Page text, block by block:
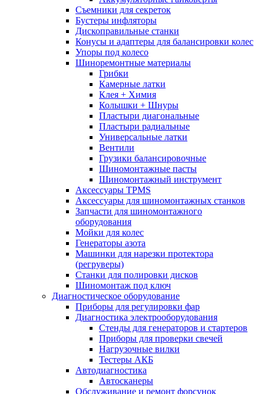
Съемники для секреток
Бустеры инфляторы
Дископравильные станки
Конусы и адаптеры для балансировки колес
Упоры под колесо
Шиноремонтные материалы
Грибки
Камерные латки
Клея + Химия
Колышки + Шнуры
Пластыри диагональные
Пластыри радиальные
Универсальные латки
Вентили
Грузики балансировочные
Шиномонтажные пасты
Шиномонтажный инструмент
Аксессуары TPMS
Аксессуары для шиномонтажных станков
Запчасти для шиномонтажного
оборудования
Мойки для колес
Генераторы азота
Машинки для нарезки протектора
(регруверы)
Станки для полировки дисков
Шиномонтаж под ключ
Диагностическое оборудование
Приборы для регулировки фар
Диагностика электрооборудования
Стенды для генераторов и стартеров
Приборы для проверки свечей
Нагрузочные вилки
Тестеры АКБ
Автодиагностика
Автосканеры
Обслуживание и ремонт форсунок